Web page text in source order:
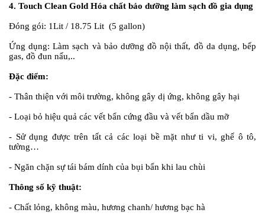
4. Touch Clean Gold Hóa chất bảo dưỡng làm sạch đồ gia dụng
Đóng gói: 1Lit / 18.75 Lit (5 gallon)
Ứng dụng: Làm sạch và bảo dưỡng đồ nội thất, đồ da dụng, bếp
gas, đồ đun nấu,..
Đặc điểm:
- Thân thiện với môi trường, không gây dị ứng, không gây hại
- Loại bỏ hiệu quả các vết bẩn cứng đầu và vết bẩn dầu mỡ
- Sử dụng được trên tất cả các loại bề mặt như ti vi, ghế ô tô,
tường…
- Ngăn chặn sự tái bám dính của bụi bẩn khi lau chùi
Thông số kỹ thuật:
- Chất lỏng, không màu, hương chanh/ hương bạc hà